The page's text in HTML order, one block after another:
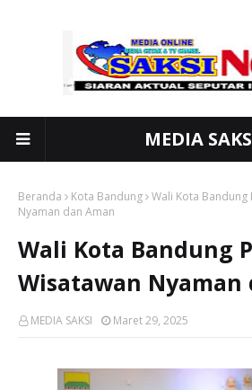
MEDIA
Beranda Kota Bandung Wali Kota Bandung
Nyaman dan Aman
Wali Kota Bandung
Wisatawan Nyaman
MEDIA SAKSI Maret 29, 2025